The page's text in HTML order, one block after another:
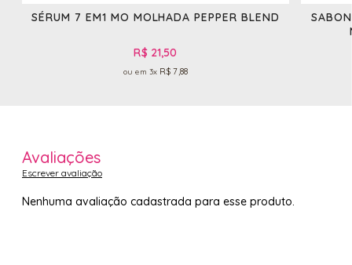
SÉRUM 7 EM1 MO MOLHADA PEPPER BLEND
R$ 21,50
3x R$ 7,88
Avaliações
Escrever avaliação
Nenhuma avaliação cadastrada para esse produto.